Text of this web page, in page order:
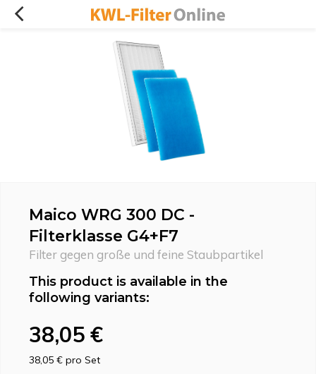
Maico WRG 300 DC -
Filterklasse G4+F7
Filter gegen große und feine Staubpartikel
This product is available in the
following variants:
38,05 €
38,05 € pro Set